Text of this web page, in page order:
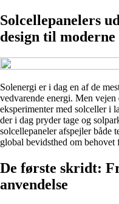
Solcellepanelers
design til
Solenergi er i dag en af de
vedvarende energi. Men
eksperimenter med solceller i
der i dag pryder tage og
solcellepaneler afspejler både
global bevidsthed om
De første skridt:
anvendelse